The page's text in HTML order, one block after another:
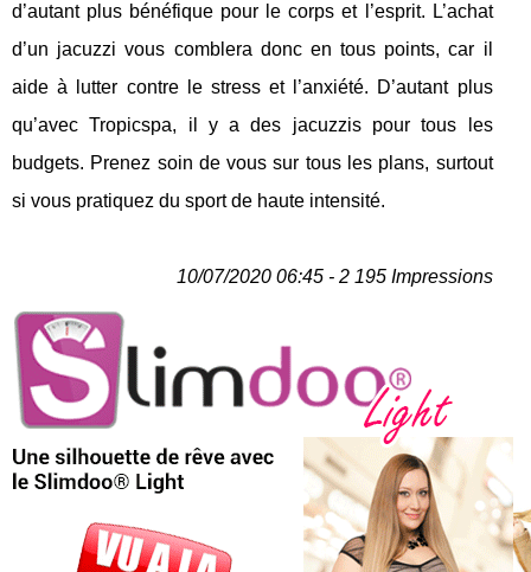
d’autant plus bénéfique pour le corps et l’esprit. L’achat
d’un jacuzzi vous comblera donc en tous points, car il
aide à lutter contre le stress et l’anxiété. D’autant plus
qu’avec Tropicspa, il y a des jacuzzis pour tous les
budgets. Prenez soin de vous sur tous les plans, surtout
si vous pratiquez du sport de haute intensité.
10/07/2020 06:45 - 2 195 Impressions